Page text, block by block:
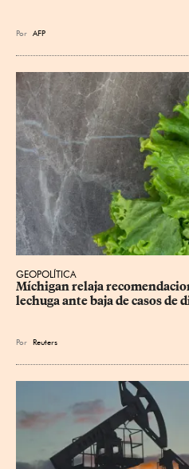
Por AFP
GEOPOLÍTICA
Míchigan relaja
lechuga ante baja de casos de
Por Reuters